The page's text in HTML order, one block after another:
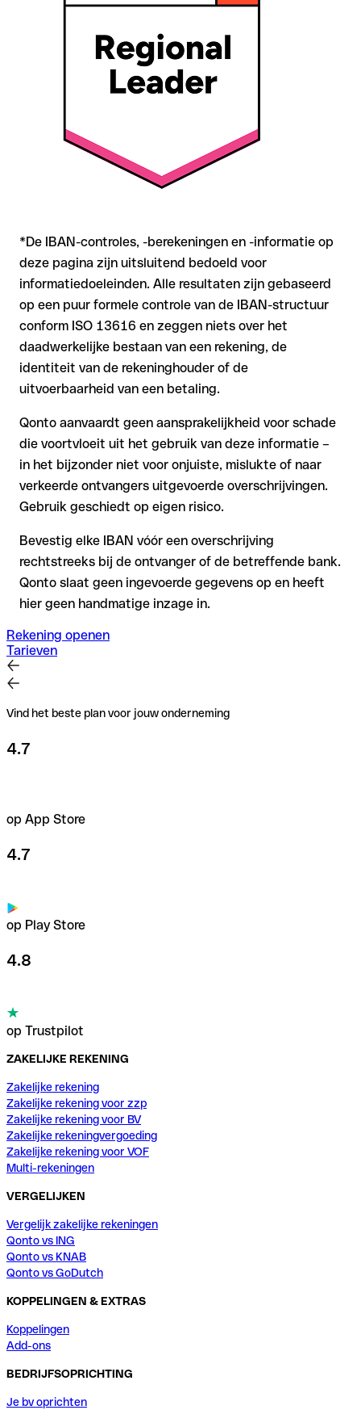
zich mee
: Controleer elke IBAN vóór een
met onze gratis IBAN Checker op formele juistheid, en
bevestig de IBAN bij twijfel direct bij de ontvanger. Vooral bij
grotere bedragen of nieuwe zakenrelaties is deze
*De IBAN-controles, -berekeningen en -informatie op
deze pagina zijn uitsluitend bedoeld voor
informatiedoeleinden. Alle resultaten zijn gebaseerd
op een puur formele controle van de IBAN-structuur
conform ISO 13616 en zeggen niets over het
daadwerkelijke bestaan van een rekening, de
identiteit van de rekeninghouder of de
uitvoerbaarheid van een betaling.
Qonto aanvaardt geen aansprakelijkheid voor schade
die voortvloeit uit het gebruik van deze informatie –
in het bijzonder niet voor onjuiste, mislukte of naar
verkeerde ontvangers uitgevoerde overschrijvingen.
Gebruik geschiedt op eigen risico.
Bevestig elke IBAN vóór een overschrijving
rechtstreeks bij de ontvanger of de betreffende bank.
Qonto slaat geen ingevoerde gegevens op en heeft
hier geen handmatige inzage in.
Rekening openen
Tarieven
Vind het beste plan voor jouw onderneming
4.7
op App Store
4.7
op Play Store
4.8
op Trustpilot
ZAKELIJKE REKENING
Zakelijke rekening
Zakelijke rekening voor zzp
Zakelijke rekening voor BV
Zakelijke rekeningvergoeding
Zakelijke rekening voor VOF
Multi-rekeningen
VERGELIJKEN
Vergelijk zakelijke rekeningen
Qonto vs ING
Qonto vs KNAB
Qonto vs GoDutch
KOPPELINGEN & EXTRAS
Koppelingen
Add-ons
BEDRIJFSOPRICHTING
Je bv oprichten